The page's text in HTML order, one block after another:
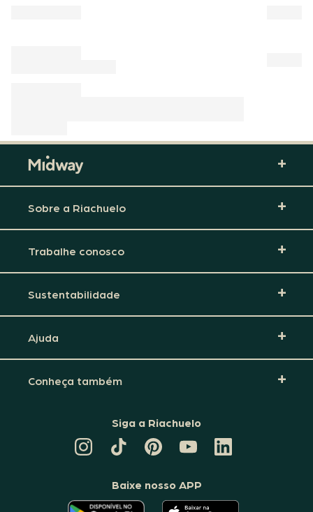
Sobre a Riachuelo
Trabalhe conosco
Sustentabilidade
Ajuda
Conheça também
Siga a Riachuelo
TIKTOK
DA
PINTEREST
DA
CANAL
DA
RIACHUELO
LINKEDIN
DA
Baixe nosso APP
O O